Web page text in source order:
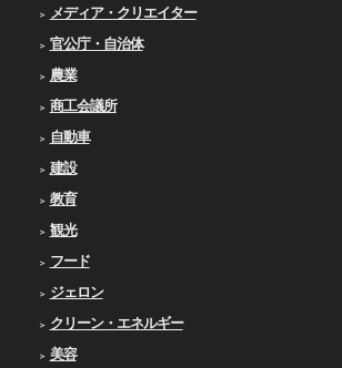
メディア・クリエイター
官公庁・自治体
農業
商工会議所
自動車
建設
教育
観光
フード
ジェロン
クリーン・エネルギー
美容